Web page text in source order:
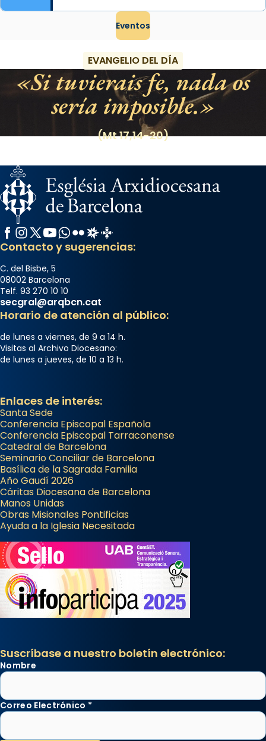
Eventos
EVANGELIO DEL DÍA
Si tuvierais fe, nada os
sería imposible.
(Mt 17,14-20)
Facebook
Instagram
X / Twitter
YouTube
WhatsApp
FlickrRadio Estel
Catalunya Cristiana
Contacto y sugerencias:
C. del Bisbe, 5
08002 Barcelona
Telf. 93 270 10 10
secgral@arqbcn.cat
Horario de atención al público:
de lunes a viernes, de 9 a 14 h.
Visitas al Archivo Diocesano:
de lunes a jueves, de 10 a 13 h.
Enlaces de interés:
Santa Sede
Conferencia Episcopal Española
Conferencia Episcopal Tarraconense
Catedral de Barcelona
Seminario Conciliar de Barcelona
Basílica de la Sagrada Familia
Año Gaudí 2026
Cáritas Diocesana de Barcelona
Manos Unidas
Obras Misionales Pontificias
Ayuda a la Iglesia Necesitada
Suscríbase a nuestro boletín electrónico:
Nombre
Correo Electrónico *